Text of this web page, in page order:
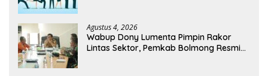
Agustus 4, 2026
Wabup Dony Lumenta Pimpin Rakor
Lintas Sektor, Pemkab Bolmong Resmi